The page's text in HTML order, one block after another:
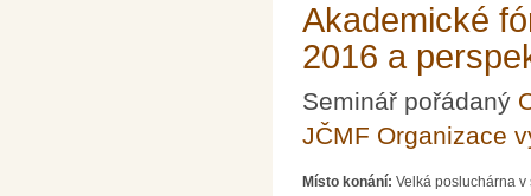
Akademické
2016 a
Seminář pořádaný
JČMF Organizace
Místo konání: Velká posluchárna v